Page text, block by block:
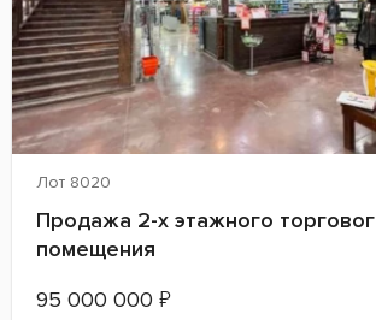
Лот 8020
Продажа 2-х этажного
помещения
95 000 000 ₽